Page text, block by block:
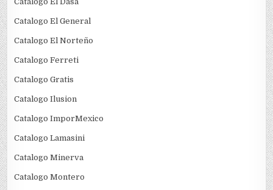
Catalogo El General
Catalogo El Norteño
Catalogo Ferreti
Catalogo Gratis
Catalogo Ilusion
Catalogo ImporMexico
Catalogo Lamasini
Catalogo Minerva
Catalogo Montero